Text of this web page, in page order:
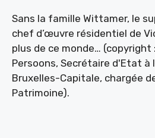
Sans la famille Wittamer, le
chef d’œuvre résidentiel de
plus de ce monde… (copyright
Persoons, Secrétaire d'Etat à
Bruxelles-Capitale, chargée
Patrimoine).